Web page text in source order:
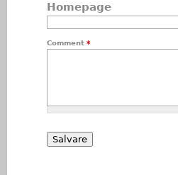
Homepage
Comment *